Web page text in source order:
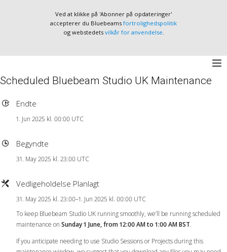
Ved at klikke på 'Abonner på opdateringer'
accepterer du Bluebeams fortrolighedspolitik
og webstedets vilkår for anvendelse
Scheduled Bluebeam Studio UK Maintenance
Endte
1. Jun 2025 kl. 00:00 UTC
Begyndte
31. May 2025 kl. 23:00 UTC
Vedligeholdelse Planlagt
31. May 2025 kl. 23:00–1. Jun 2025 kl. 00:00 UTC
To keep Bluebeam Studio UK running smoothly, we’ll be running scheduled
maintenance on Sunday 1 June, from 12:00 AM to 1:00 AM BST.
If you anticipate needing to use Studio Sessions or Projects during this